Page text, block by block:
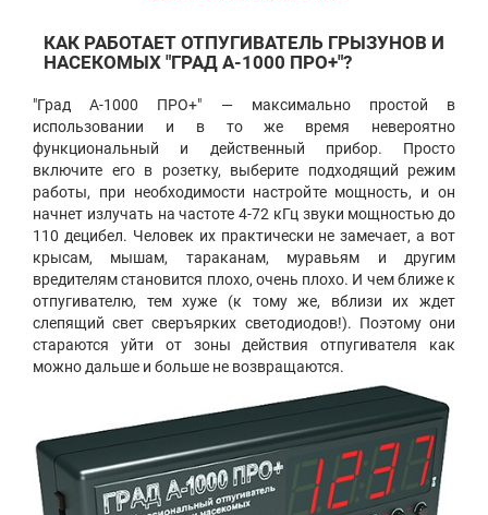
КАК РАБОТАЕТ ОТПУГИВАТЕЛЬ ГРЫЗУНОВ И
НАСЕКОМЫХ "ГРАД А-1000 ПРО+"?
"Град А-1000 ПРО+" — максимально простой в
использовании и в то же время невероятно
функциональный и действенный прибор. Просто
включите его в розетку, выберите подходящий режим
работы, при необходимости настройте мощность, и он
начнет излучать на частоте 4-72 кГц звуки мощностью до
110 децибел. Человек их практически не замечает, а вот
крысам, мышам, тараканам, муравьям и другим
вредителям становится плохо, очень плохо. И чем ближе к
отпугивателю, тем хуже (к тому же, вблизи их ждет
слепящий свет сверъярких светодиодов!). Поэтому они
стараются уйти от зоны действия отпугивателя как
можно дальше и больше не возвращаются.